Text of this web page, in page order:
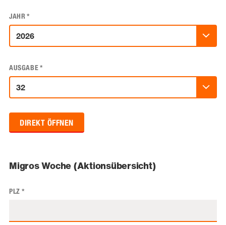
JAHR*
AUSGABE*
DIREKT ÖFFNEN
Migros Woche (Aktionsübersicht)
PLZ *